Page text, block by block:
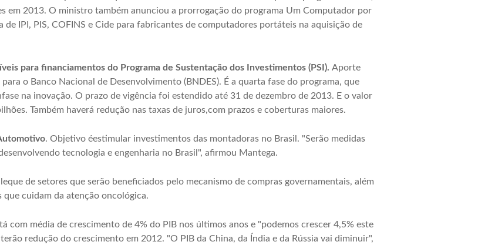
em 2013. O ministro também anunciou a prorrogação do programa Um Computador por
de IPI, PIS, COFINS e Cide para fabricantes de computadores portáteis na aquisição de
para financiamentos do Programa de Sustentação dos Investimentos (PSI). Aporte
o Banco Nacional de Desenvolvimento (BNDES). É a quarta fase do programa, que
na inovação. O prazo de vigência foi estendido até 31 de dezembro de 2013. E o valor
Também haverá redução nas taxas de juros,com prazos e coberturas maiores.
. Objetivo éestimular investimentos das montadoras no Brasil. "Serão medidas
tecnologia e engenharia no Brasil", afirmou Mantega.
de setores que serão beneficiados pelo mecanismo de compras governamentais, além
cuidam da atenção oncológica.
com média de crescimento de 4% do PIB nos últimos anos e "podemos crescer 4,5% este
redução do crescimento em 2012. "O PIB da China, da Índia e da Rússia vai diminuir",